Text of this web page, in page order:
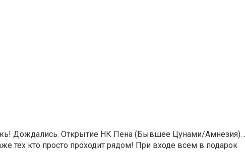
Дождались. Открытие НК Пена (Бывшее Цунами/Амнезия).
тех кто просто проходит рядом! При входе всем в подарок